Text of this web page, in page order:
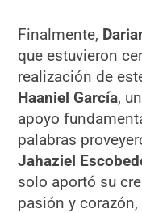
Finalmente,
que estuvieron
realización de
Haaniel García,
apoyo
palabras
Jahaziel
solo aportó su
pasión y